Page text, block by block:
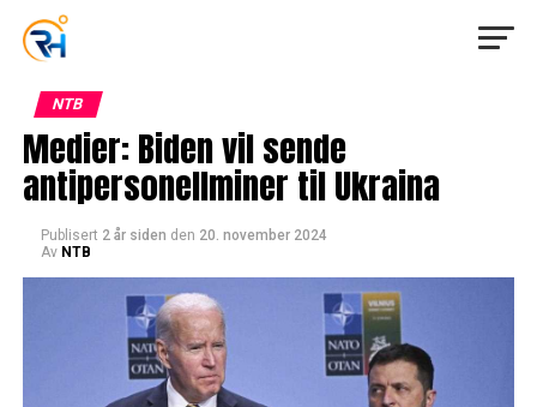
NTB
Medier: Biden vil sende
antipersonellminer til Ukraina
Publisert 2 år siden den 20. november 2024
Av NTB